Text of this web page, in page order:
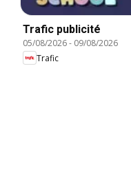
Trafic publicité
05/08/2026- 09/08/2026
Trafic